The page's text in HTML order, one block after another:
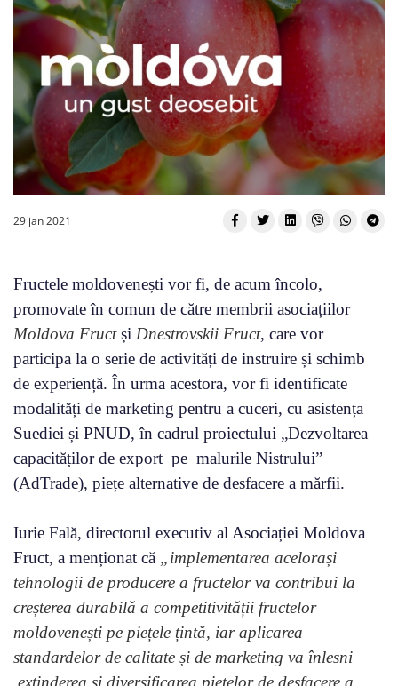
29 jan 2021
Fructele moldovenești vor fi, de acum încolo,
promovate în comun de către membrii asociațiilor
Moldova Fructși Dnestrovskii Fruct, care vor
participa la o serie de activități de instruire și schimb
de experiență. În urma acestora, vor fi identificate
modalități de marketing pentru a cuceri, cu asistența
Suediei și PNUD, în cadrul proiectului „Dezvoltarea
capacităților de export pe malurile Nistrului”
(AdTrade), piețe alternative de desfacere a mărfii.
Iurie Fală, directorul executiv al Asociației Moldova
Fruct, a menționat că „implementarea acelorași
tehnologii de producere a fructelor va contribui la
creșterea durabilă a competitivității fructelor
moldovenești pe piețele țintă, iar aplicarea
standardelor de calitate și de marketing va înlesni
extinderea și diversificarea piețelor de desfacere a